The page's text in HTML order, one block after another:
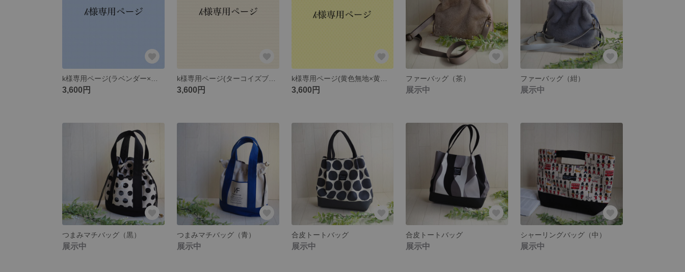
3,600円
k様専用ページ(ターコイズブルー×黄色花)
3,600円
k様専用ページ(黄色無地×黄色花)
3,600円
ファーバッグ（茶）
展示中
ファーバッグ（紺）
展示中
つまみマチバッグ（黒）
展示中
つまみマチバッグ（青）
展示中
合皮トートバッグ
展示中
合皮トートバッグ
展示中
シャーリングバッグ（中）
展示中